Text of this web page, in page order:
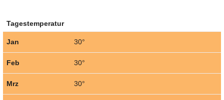
Tagestemperatur
Jan 30°
Feb 30°
Mrz 30°